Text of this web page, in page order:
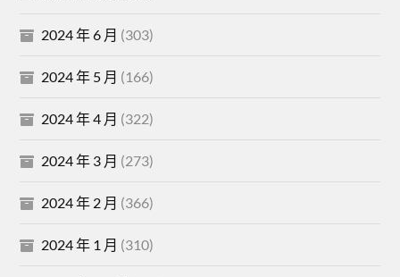
2024 年 6 月 (303)
2024 年 5 月 (166)
2024 年 4 月 (322)
2024 年 3 月 (273)
2024 年 2 月 (366)
2024 年 1 月 (310)